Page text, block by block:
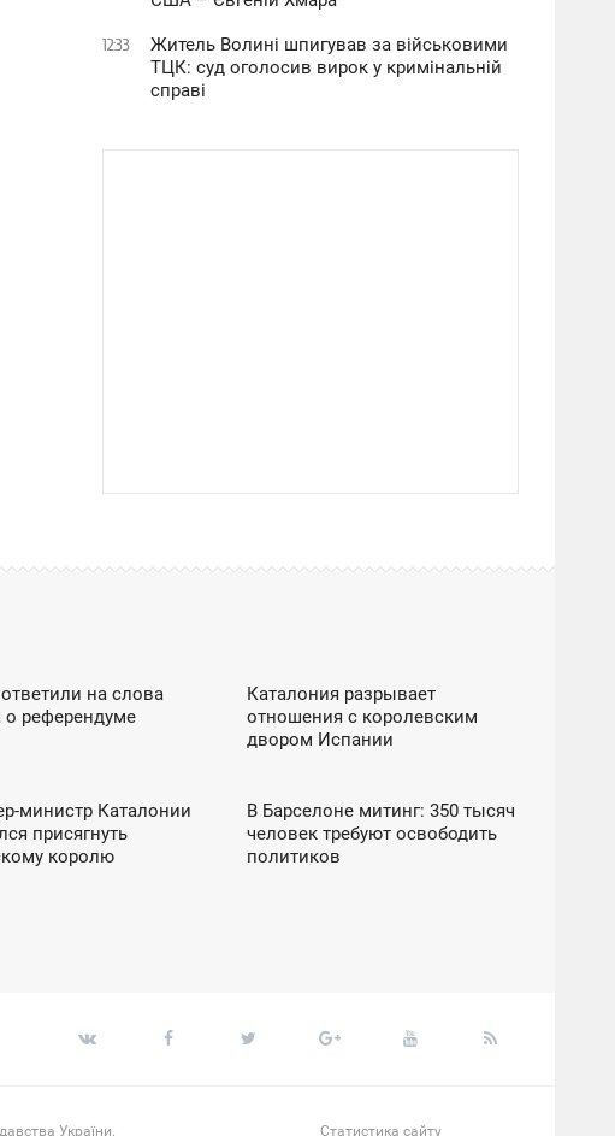
12:33
Житель Волині шпигував за військовими
ТЦК: суд оголосив вирок у кримінальній
справі
на слова
о референдуме
Каталония разрывает
отношения с королевским
двором Испании
министр Каталонии
присягнуть
королю
В Барселоне митинг: 350 тысяч
человек требуют освободить
политиков
Статистика сайту
України.